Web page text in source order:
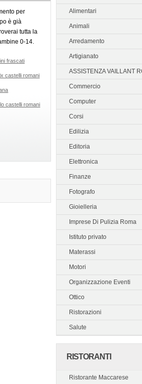
per
è già
tutta la
0-14.
frascati
castelli romani
castelli romani
Alimentari
Animali
Arredamento
Artigianato
ASSISTENZA VAILLANT
Commercio
Computer
Corsi
Edilizia
Editoria
Elettronica
Finanze
Fotografo
Gioielleria
Imprese Di Pulizia Roma
Istituto privato
Materassi
Motori
Organizzazione Eventi
Ottico
Ristorazioni
Salute
RISTORANTI
Ristorante Maccarese